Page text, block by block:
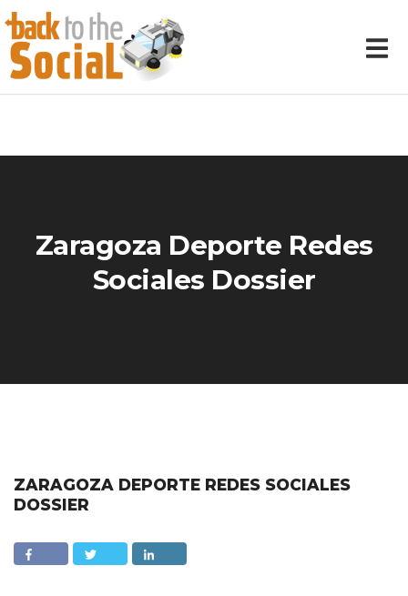
Zaragoza Deporte Redes
Sociales Dossier
ZARAGOZA DEPORTE REDES SOCIALES
DOSSIER